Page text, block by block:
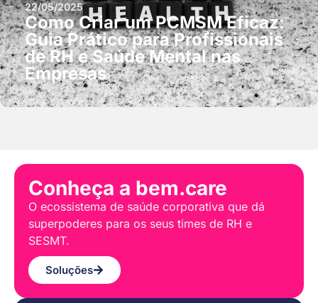
22/05/2025
Como Criar um PCMSM Eficaz:
Guia Prático para Profissionais
de RH e Saúde Mental nas
Empresas
Conheça a bem.care
O ecossistema de saúde corporativa que dá
superpoderes para os seus times de RH e
SESMT.
Soluções